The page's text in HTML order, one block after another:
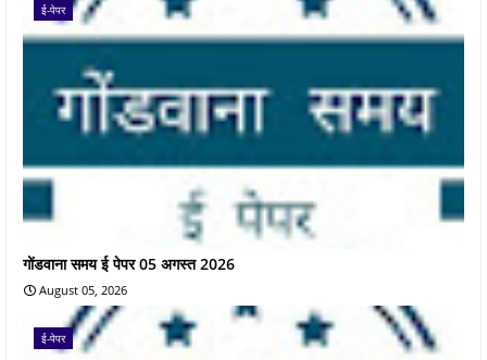
ई-पेपर
गोंडवाना समय ई पेपर 05 अगस्त 2026
August 05, 2026
ई-पेपर